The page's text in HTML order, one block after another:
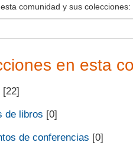
comunidad y sus colecciones:
en esta
[22]
de libros [0]
de conferencias [0]